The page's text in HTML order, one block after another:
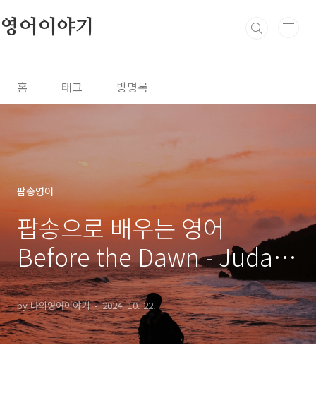
영어이야기
홈 태그 방명록
팝송영어
팝송으로 배우는 영어
Before the Dawn - Judas
Priest with 가사 해석 우리
말 발음 원리
by 나의영어이야기 2024. 10. 22.